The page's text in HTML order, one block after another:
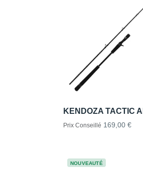
KENDOZA TACTIC
Prix Conseillé 169,00 €
NOUVEAUTÉ